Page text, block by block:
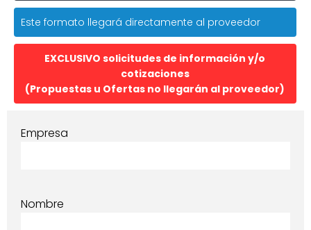
Este formato llegará directamente al proveedor
EXCLUSIVO solicitudes de información y/o
cotizaciones
(Propuestas u Ofertas no llegarán al proveedor)
Empresa
Nombre